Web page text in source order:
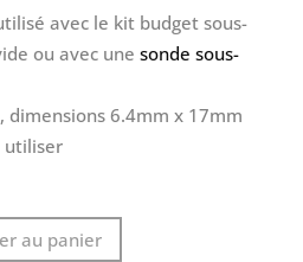
avec le kit budget sous-
ou avec une sonde sous-
dimensions 6.4mm x 17mm
utiliser
au panier